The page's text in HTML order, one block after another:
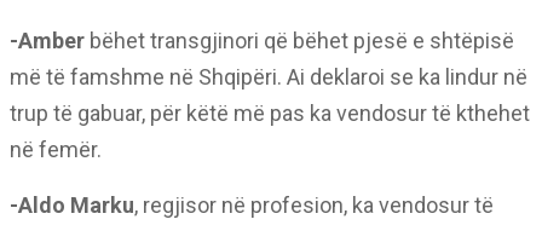
-Amber bëhet transgjinori që bëhet pjesë e shtëpisë
më të famshme në Shqipëri. Ai deklaroi se ka lindur në
trup të gabuar, për këtë më pas ka vendosur të kthehet
në femër.
-Aldo Marku, regjisor në profesion, ka vendosur të